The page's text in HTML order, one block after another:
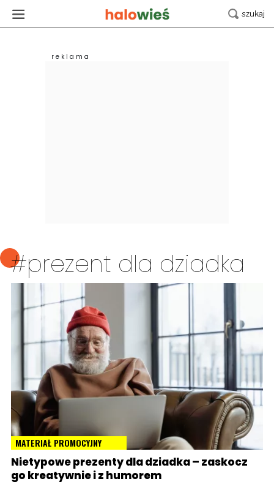
#prezent dla dziadka
MATERIAŁ PROMOCYJNY
Nietypowe prezenty dla dziadka – zaskocz
go kreatywnie i z humorem